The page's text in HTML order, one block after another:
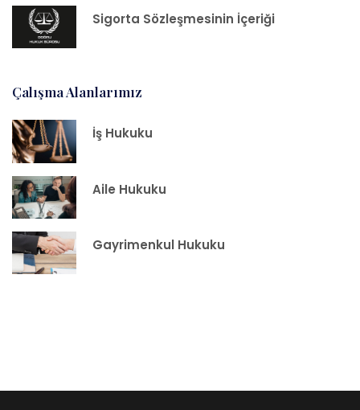
Sigorta Sözleşmesinin İçeriği
Çalışma Alanlarımız
İş Hukuku
Aile Hukuku
Gayrimenkul Hukuku